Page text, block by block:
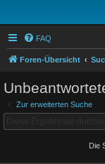
FAQ
Foren-Übersicht
Zur erweiterten Suche
Die